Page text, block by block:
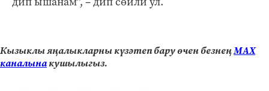
Кызыклы яңалыкларны күзәтеп бару өчен безнеңМАХ
каналынакушылыгыз.